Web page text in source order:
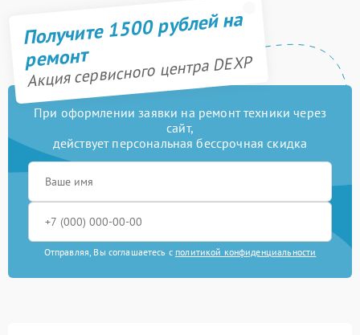
Получите 1500 рублей на
ремонт
Акция сервисного центра DEXP
При оформлении заявки на ремонт техники через
сайт,
действует персональная бессрочная скидка
Отправляя, Вы соглашаетесь с политикой конфиденциальности